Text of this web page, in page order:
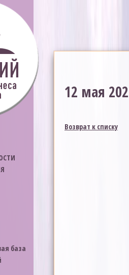
база
12 мая
Возврат к списку